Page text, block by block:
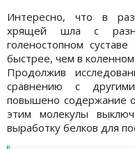
Интересно, что в
хрящей шла с
голеностопном
быстрее, чем в
Продолжив
сравнению с
повышено содержание
этим молекулы
выработку белков для